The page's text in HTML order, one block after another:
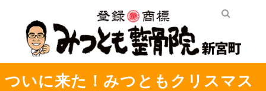
ついに来た！みつともクリスマス